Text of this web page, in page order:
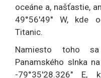
oceáne a, našťastie,
49°56′49′′ W,
Titanic.
Namiesto toho
Panamského slnka
-79°35'28.326" E,